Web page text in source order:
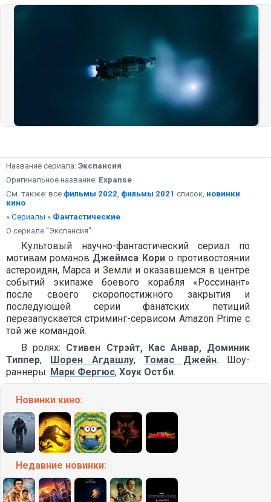
Название сериала: Экспансия
Оригинальное название: Expanse
См. также: все фильмы 2022, фильмы 2021 список, новинки
кино
» Сериалы » Фантастические
О сериале "Экспансия":
Культовый научно-фантастический сериал по
мотивам романов Джеймса Корио противостоянии
астероидян, Марса и Земли и оказавшемся в центре
событий экипаже боевого корабля «Россинант»
после своего скоропостижного закрытия и
последующей серии фанатских петиций
перезапускается стриминг-сервисом Amazon Prime с
той же командой.
В ролях: Стивен Стрэйт, Кас Анвар, Доминик
Типпер, Шорен Агдашлу,Томас Джейн. Шоу-
раннеры: Марк Фергюс, Хоук Остби.
Новинки кино:
Недавние новинки: